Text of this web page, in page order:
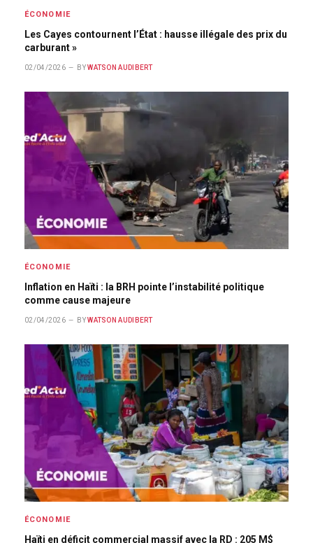
ÉCONOMIE
Les Cayes contournent l’État : hausse illégale des prix du
carburant »
02/04/2026 BY WATSON AUDIBERT
ÉCONOMIE
Inflation en Haïti : la BRH pointe l’instabilité politique
comme cause majeure
02/04/2026 BY WATSON AUDIBERT
ÉCONOMIE
Haïti en déficit commercial massif avec la RD : 205 M$